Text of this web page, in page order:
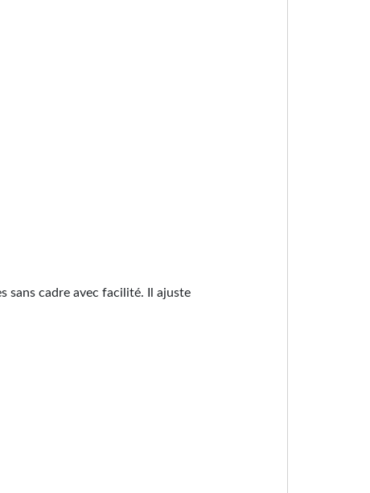
sans cadre avec facilité. Il ajuste